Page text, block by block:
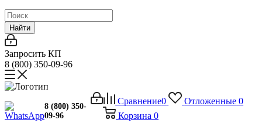
Найти
Запросить КП
8 (800) 350-09-96
Сравнение0 Отложенные 0
Корзина 0
8 (800) 350-
09-96